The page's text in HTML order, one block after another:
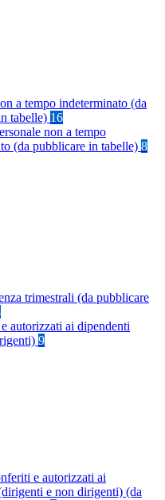
a tempo indeterminato (da
tabelle) 16
non a tempo
(da pubblicare in tabelle) 8
trimestrali (da pubblicare
autorizzati ai dipendenti
9
e autorizzati ai
e non dirigenti) (da